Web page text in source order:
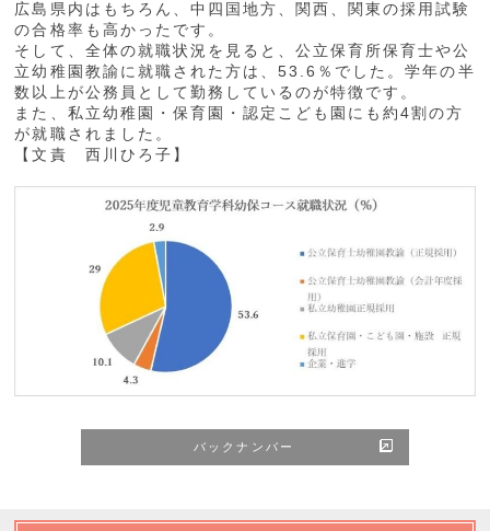
広島県内はもちろん、中四国地方、関西、関東の採用試験
の合格率も高かったです。
そして、全体の就職状況を見ると、公立保育所保育士や公
立幼稚園教諭に就職された方は、53.6％でした。学年の半
数以上が公務員として勤務しているのが特徴です。
また、私立幼稚園・保育園・認定こども園にも約4割の方
が就職されました。
【文責 西川ひろ子】
バックナンバー